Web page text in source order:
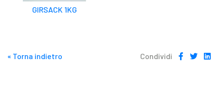
GIRSACK 1KG
« Torna indietro Condividi